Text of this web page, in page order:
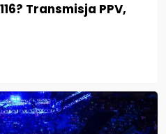
Transmisja PPV,